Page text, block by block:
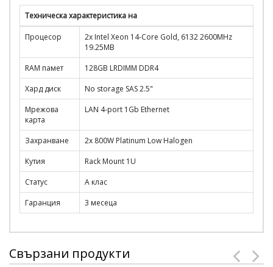
Техническа характеристика на
Процесор
2x Intel Xeon 14-Core Gold, 6132 2600MHz
19.25MB
RAM памет
128GB LRDIMM DDR4
Хард диск
No storage SAS 2.5"
Мрежова
карта
LAN 4-port 1Gb Ethernet
Захранване
2x 800W Platinum Low Halogen
Кутия
Rack Mount 1U
Статус
A клас
Гаранция
3 месеца
Свързани продукти